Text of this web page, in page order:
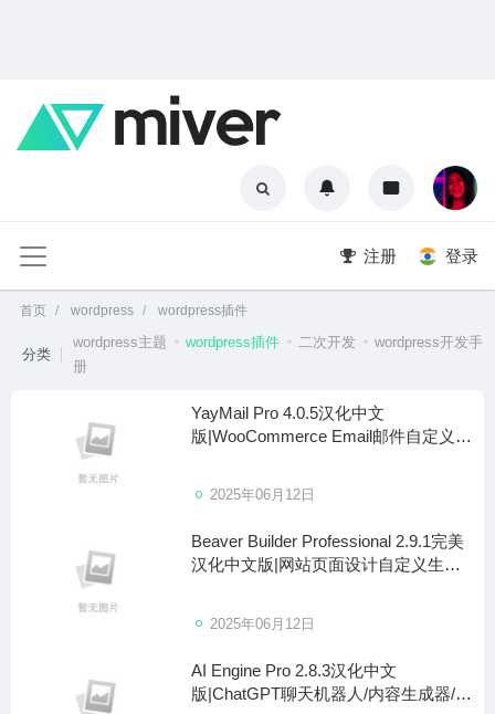
注册 登录
首页 wordpress wordpress插件
分类
wordpress主题 wordpress插件 二次开发
wordpress开发手
册
YayMail Pro 4.0.5汉化中文
版|WooCommerce Email邮件自定义设
2025年06月12日
Beaver Builder Professional 2.9.1完美
汉化中文版|网站页面设计自定义生成
2025年06月12日
AI Engine Pro 2.8.3汉化中文
版|ChatGPT聊天机器人/内容生成器/人